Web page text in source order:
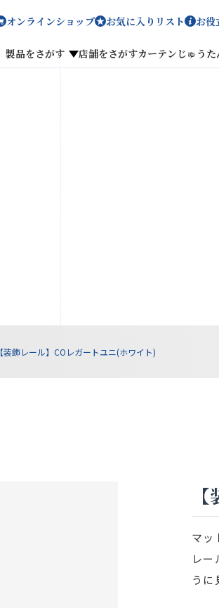
オンラインショップ お気に入りリスト お役
製品をさがす 店舗をさがすカーテンじゅう
【装飾レール】COレガートユニ(ホワイト)
マッ
レ
うに